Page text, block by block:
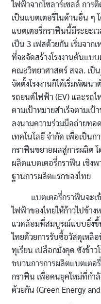
ไฟฟ้าจากโซลาร์เซลล์ การ
เป็นแบตเตอรี่ในด้านอื่น ๆ
แบตเตอรี่กราฟีนนี้มีระยะเ
เป็น 3 เฟสด้วยกัน เริ่มจา
ที่จะจัดสร้างโรงงานต้นแบ
คณะวิทยาศาสตร์ สจล. เป็
จัดตั้งโรงงานก็ได้เริ่มพัฒน
รถยนต์ไฟฟ้า (EV) และรถ
ตามเป้าหมายสำเร็จตามเป้
ลงนามความร่วมมือถ่ายทอ
เทคโนโลยี จำกัด เพื่อเป็น
กราฟีนขยายผลสู่การผลิต โ
ผลิตแบตเตอรี่กราฟีน เชิง
ฐานการผลิตแรกของไทย
แบตเตอรี่กราฟีนจะเข้า
ไฟฟ้าของไทยให้ก้าวไปข้า
แวดล้อมที่สมบูรณ์แบบยิ่งขึ้
ไทยด้วยการรับซื้อวัสดุเหลื
ทุเรียน เปลือกมังคุด ซังข้า
ขบวนการการผลิตแบตเตอรี่
กราฟีน เพื่อคนยุคใหม่ที่กำ
ด้วยกัน (Green Energy